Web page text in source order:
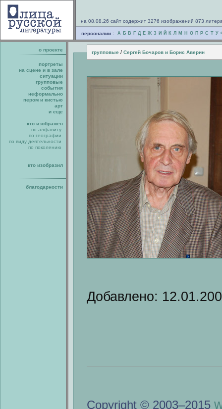
на 08.08.26 сайт содержит 3276 изображений 873
персоналии : А Б В Г Д Е Ж З И Й К Л М Н О П Р С Т У
о проекте групповые / Сергей Бочаров и Борис Аверин
портреты
на сцене и в зале
ситуации
групповые
события
неформально
пером и кистью
арт
и еще
кто изображен
по алфавиту
по географии
по виду деятельности
по поколению
кто изобразил
благодарности
Добавлено:
Copyright © 2003–2015